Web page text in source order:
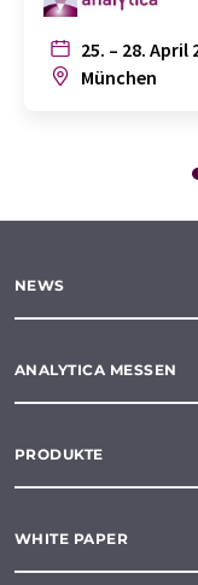
25. – 28. April
München
NEWS
ANALYTICA MESSEN
PRODUKTE
WHITE PAPER